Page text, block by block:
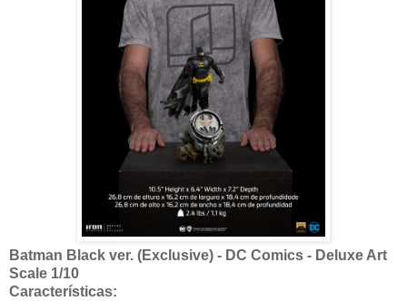
Batman Black ver. (Exclusive) - DC Comics - Deluxe Art
Scale 1/10
Características: